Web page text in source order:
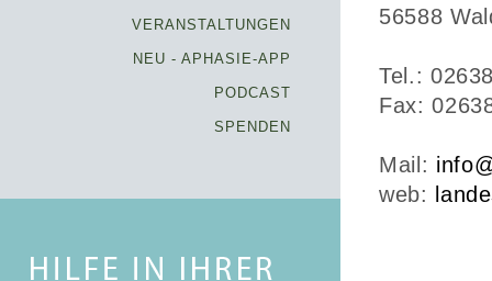
VERANSTALTUNGEN
NEU - APHASIE-APP
PODCAST
SPENDEN
56588
Tel.:
Fax:
Mail:
web: